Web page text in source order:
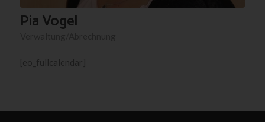
Pia Vogel
[eo_fullcalendar]